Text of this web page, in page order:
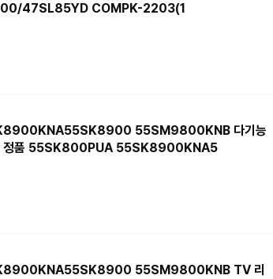
47SL85YD COMPK-2203(1
55SM9800KNB 다기능
정품 55SK800PUA 55SK8900KNA5
55SM9800KNB TV 리